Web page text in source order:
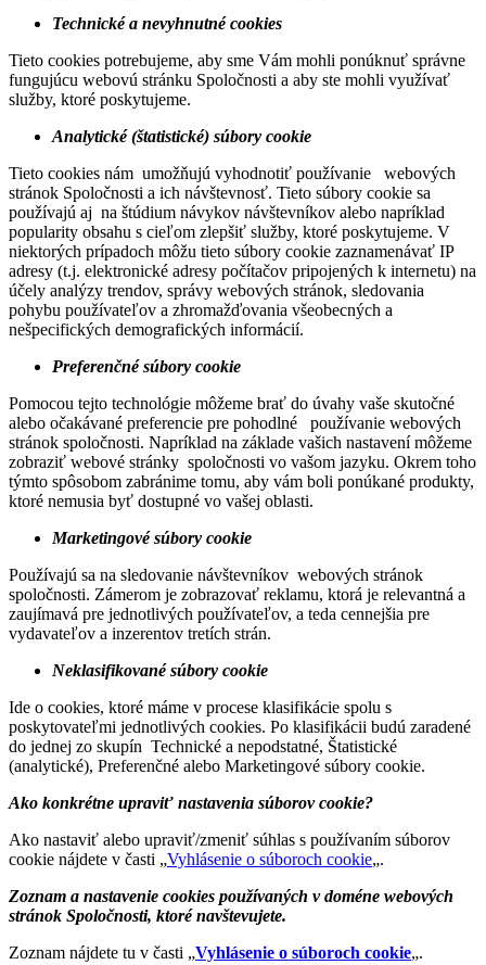
Technické a nevyhnutné cookies
Tieto cookies potrebujeme, aby sme Vám mohli ponúknuť správne
fungujúcu webovú stránku Spoločnosti a aby ste mohli využívať
služby, ktoré poskytujeme.
Analytické (štatistické) súbory cookie
Tieto cookies nám umožňujú vyhodnotiť používanie webových
stránok Spoločnosti a ich návštevnosť. Tieto súbory cookie sa
používajú aj na štúdium návykov návštevníkov alebo napríklad
popularity obsahu s cieľom zlepšiť služby, ktoré poskytujeme. V
niektorých prípadoch môžu tieto súbory cookie zaznamenávať IP
adresy (t.j. elektronické adresy počítačov pripojených k internetu) na
účely analýzy trendov, správy webových stránok, sledovania
pohybu používateľov a zhromažďovania všeobecných a
nešpecifických demografických informácií.
Preferenčné súbory cookie
Pomocou tejto technológie môžeme brať do úvahy vaše skutočné
alebo očakávané preferencie pre pohodlné používanie webových
stránok spoločnosti. Napríklad na základe vašich nastavení môžeme
zobraziť webové stránky spoločnosti vo vašom jazyku. Okrem toho
týmto spôsobom zabránime tomu, aby vám boli ponúkané produkty,
ktoré nemusia byť dostupné vo vašej oblasti.
Marketingové súbory cookie
Používajú sa na sledovanie návštevníkov webových stránok
spoločnosti. Zámerom je zobrazovať reklamu, ktorá je relevantná a
zaujímavá pre jednotlivých používateľov, a teda cennejšia pre
vydavateľov a inzerentov tretích strán.
Neklasifikované súbory cookie
Ide o cookies, ktoré máme v procese klasifikácie spolu s
poskytovateľmi jednotlivých cookies. Po klasifikácii budú zaradené
do jednej zo skupín Technické a nepodstatné, Štatistické
(analytické), Preferenčné alebo Marketingové súbory cookie.
Ako konkrétne upraviť nastavenia súborov cookie?
Ako nastaviť alebo upraviť/zmeniť súhlas s používaním súborov
cookie nájdete v časti „Vyhlásenie o súboroch cookie„.
Zoznam a nastavenie cookies používaných v doméne webových
stránok Spoločnosti, ktoré navštevujete.
Zoznam nájdete tu v časti „Vyhlásenie o súboroch cookie„.